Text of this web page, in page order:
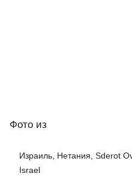
Фото из
Израиль, Нетания, Sderot
Israel